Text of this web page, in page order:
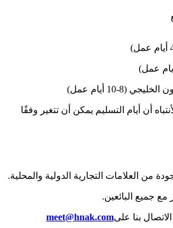
(8-10 أيام عمل)
أن أيام التسليم يمكن أن تتغير وفقًا
من العلامات التجارية الدولية والمحلية.
مع جميع البائعين.
بنا علىmeet@hnak.com